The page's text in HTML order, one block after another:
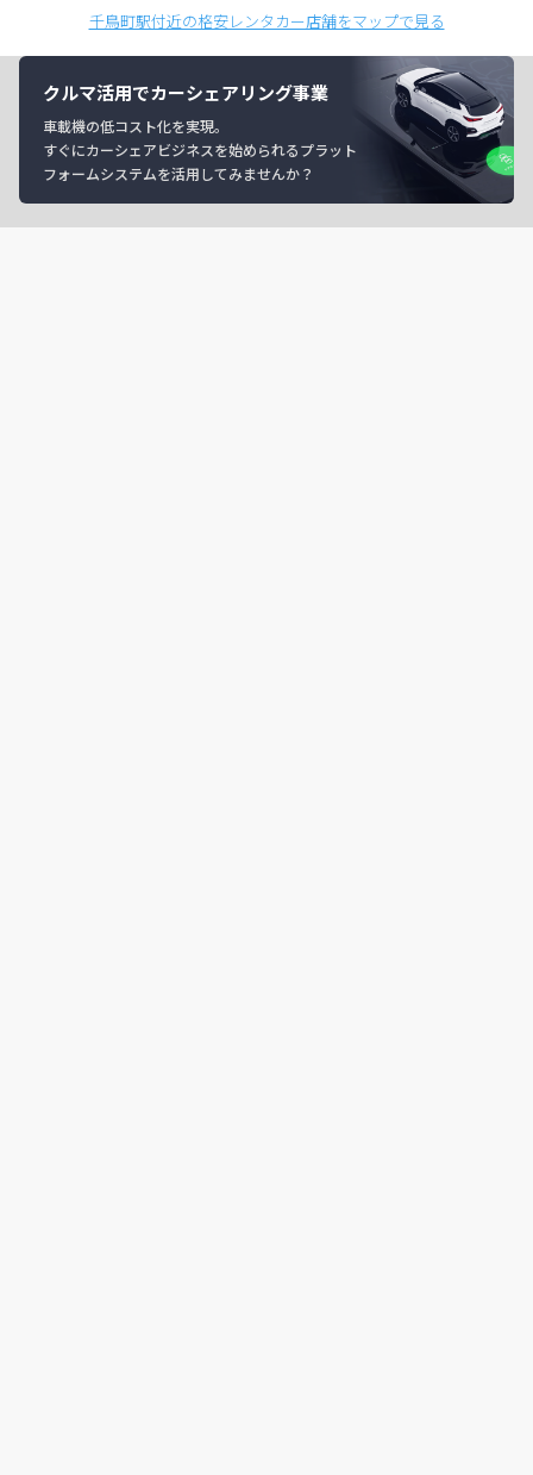
千鳥町駅付近の格安レンタカー店舗をマップで見る
クルマ活用でカーシェアリング事業
車載機の低コスト化を実現。
すぐにカーシェアビジネスを始められるプラット
フォームシステムを活用してみませんか？